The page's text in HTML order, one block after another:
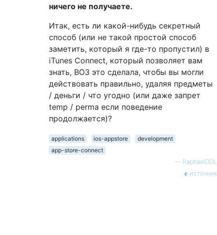
ничего не получаете.
Итак, есть ли какой-нибудь секретный
способ (или не такой простой способ
заметить, который я где-то пропустил) в
iTunes Connect, который позволяет вам
знать, ВОЗ это сделала, чтобы вы могли
действовать правильно, удаляя предметы
/ деньги / что угодно (или даже запрет
temp / perma если поведение
продолжается)?
applications ios-appstore
development
app-store-connect
— RaphaelDDL
источник